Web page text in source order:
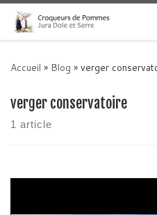
Skip to content
Accueil » Blog » verger
verger conservatoire
1 article